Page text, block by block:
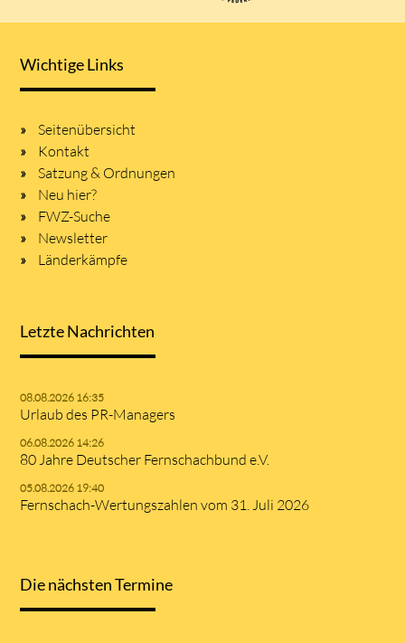
Wichtige Links
Seitenübersicht
Kontakt
Satzung & Ordnungen
Neu hier?
FWZ-Suche
Newsletter
Länderkämpfe
Letzte Nachrichten
08.08.2026 16:35
Urlaub des PR-Managers
06.08.2026 14:26
80 Jahre Deutscher Fernschachbund e.V.
05.08.2026 19:40
Fernschach-Wertungszahlen vom 31. Juli 2026
Die nächsten Termine